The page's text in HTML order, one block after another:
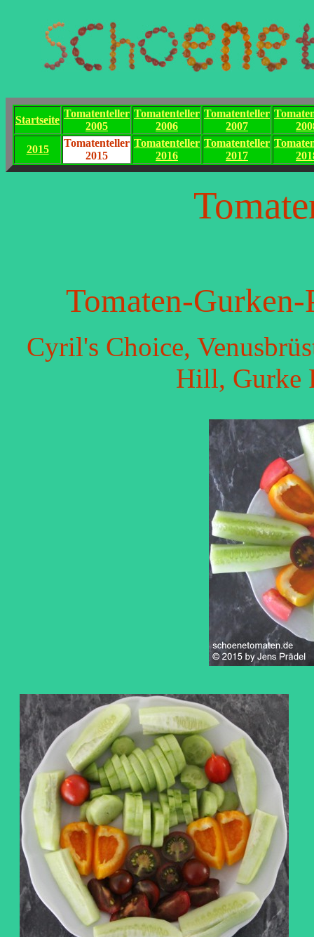
Startseite
Tomatenteller
2005
Tomatenteller
2006
Tomatenteller
2007
2015
Tomatenteller
2015
Tomatenteller
2016
Tomatenteller
2017
Tomaten-
Cyril's Choice,
Hill, Gurke